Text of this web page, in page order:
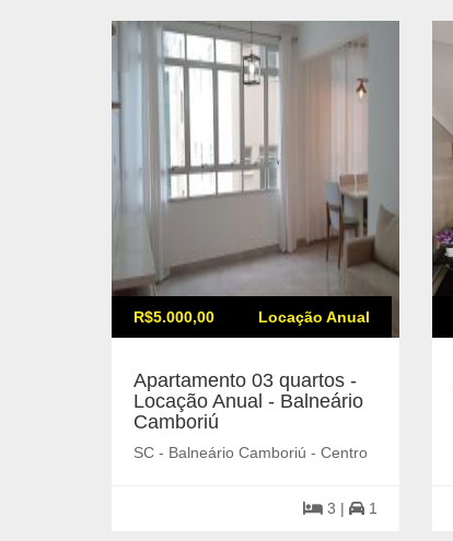
R$5.000,00 Locação Anual
Apartamento 03 quartos -
Locação Anual - Balneário
Camboriú
SC - Balneário Camboriú - Centro
3 | 1